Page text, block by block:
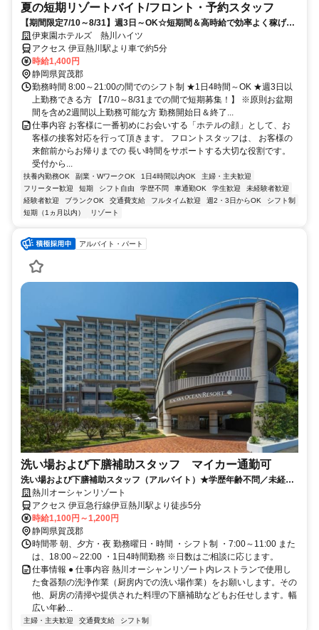
夏の短期リゾートバイト/フロント・予約スタッフ
【期間限定7/10～8/31】週3日～OK☆短期間＆高時給で効率よく稼げま
す♪伊東園ホテルズ 熱川ハイツ
アクセス 伊豆熱川駅より車で約5分
時給1,400円
静岡県賀茂郡
勤務時間 8:00～21:00の間でのシフト制 ★1日4時間～OK ★週3日以
上勤務できる方 【7/10～8/31までの間で短期募集！】 ※原則お盆期
間を含め2週間以上勤務可能な方 勤務開始日＆終了...
仕事内容 お客様に一番初めにお会いする「ホテルの顔」として、お
客様の接客対応を行って頂きます。 フロントスタッフは、 お客様の
来館前からお帰りまでの 長い時間をサポートする大切な役割です。
受付から...
扶養内勤務OK 副業・WワークOK 1日4時間以内OK
主婦・主夫歓迎
フリーター歓迎
短期 シフト自由 学歴不問 車通勤OK 学生歓迎
未経験者歓迎
経験者歓迎
ブランクOK 交通費支給 フルタイム歓迎 週2・3日からOK
シフト制
短期（1ヵ月以内）
リゾート
アルバイト・パート
洗い場および下膳補助スタッフ マイカー通勤可
洗い場および下膳補助スタッフ（アルバイト）★学歴年齢不問／未経験
歓迎／幅広い年代が活躍中
熱川オーシャンリゾート
アクセス 伊豆急行線伊豆熱川駅より徒歩5分
時給1,100円～1,200円
静岡県賀茂郡
時間帯 朝、夕方・夜 勤務曜日・時間 ・シフト制 ・7:00～11:00 また
は、18:00～22:00 ・1日4時間勤務 ※日数はご相談に応じます。
仕事情報 ● 仕事内容 熱川オーシャンリゾート内レストランで使用し
た食器類の洗浄作業（厨房内での洗い場作業）をお願いします。その
他、厨房の清掃や提供された料理の下膳補助などもお任せします。幅
広い年齢...
主婦・主夫歓迎 交通費支給 シフト制